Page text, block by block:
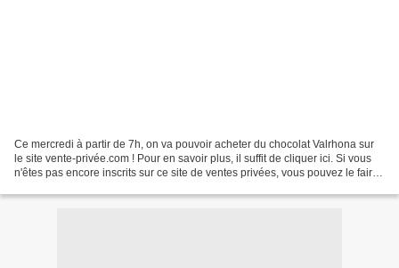
Ce mercredi à partir de 7h, on va pouvoir acheter du chocolat Valrhona sur
le site vente-privée.com ! Pour en savoir plus, il suffit de cliquer ici. Si vous
n'êtes pas encore inscrits sur ce site de ventes privées, vous pouvez le faire